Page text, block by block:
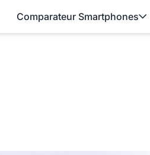
Comparateur Smartphones